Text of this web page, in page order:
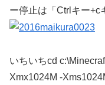
ー停止は「Ctrlキー+c
いちいちcd
Xmx1024M -